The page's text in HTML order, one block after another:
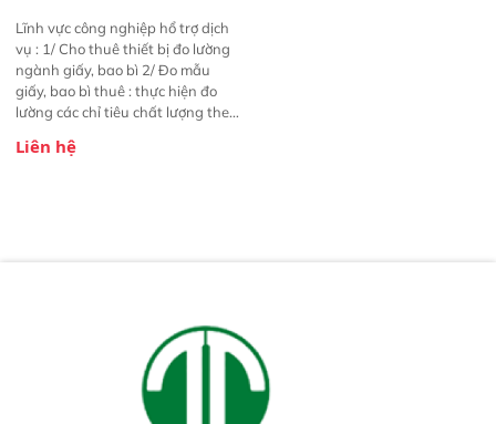
Lĩnh vực công nghiệp hổ trợ dịch
vụ : 1/ Cho thuê thiết bị đo lường
ngành giấy, bao bì 2/ Đo mẫu
giấy, bao bì thuê : thực hiện đo
lường các chỉ tiêu chất lượng theo
chỉ số màu sắc, so sánh màu sản
Liên hệ